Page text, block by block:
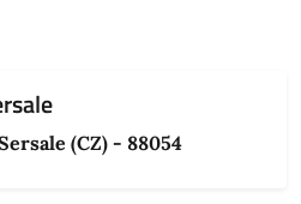
(CZ) - 88054